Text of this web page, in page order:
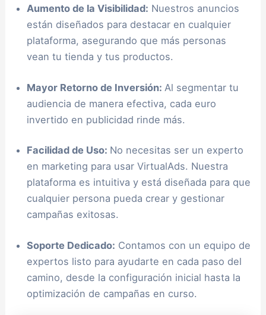
Aumento de la Visibilidad: Nuestros anuncios
están diseñados para destacar en cualquier
plataforma, asegurando que más personas
vean tu tienda y tus productos.
Mayor Retorno de Inversión: Al segmentar tu
audiencia de manera efectiva, cada euro
invertido en publicidad rinde más.
Facilidad de Uso: No necesitas ser un experto
en marketing para usar VirtualAds. Nuestra
plataforma es intuitiva y está diseñada para que
cualquier persona pueda crear y gestionar
campañas exitosas.
Soporte Dedicado: Contamos con un equipo de
expertos listo para ayudarte en cada paso del
camino, desde la configuración inicial hasta la
optimización de campañas en curso.